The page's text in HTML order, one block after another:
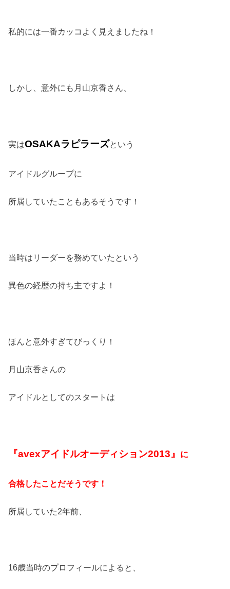
私的には一番カッコよく見えましたね！
しかし、意外にも月山京香さん、
実はOSAKAラピラーズという
アイドルグループに
所属していたこともあるそうです！
当時はリーダーを務めていたという
異色の経歴の持ち主ですよ！
ほんと意外すぎてびっくり！
月山京香さんの
アイドルとしてのスタートは
『avexアイドルオーディション2013』 に
合格したことだそうです！
所属していた2年前、
16歳当時のプロフィールによると、